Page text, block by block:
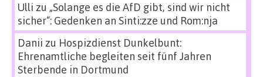
Ulli zu „Solange es die AfD gibt, sind wir nicht
sicher“: Gedenken an Sinti:zze und Rom:nja
Danii zu Hospizdienst Dunkelbunt:
Ehrenamtliche begleiten seit fünf Jahren
Sterbende in Dortmund